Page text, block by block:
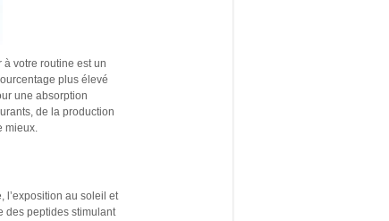
votre routine est un
plus élevé
une absorption
de la production
mieux.
l’exposition au soleil et
des peptides stimulant